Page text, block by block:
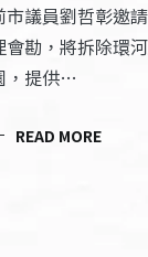
市議員劉哲彰邀
會勘，將拆除環
，提供…
READ MORE